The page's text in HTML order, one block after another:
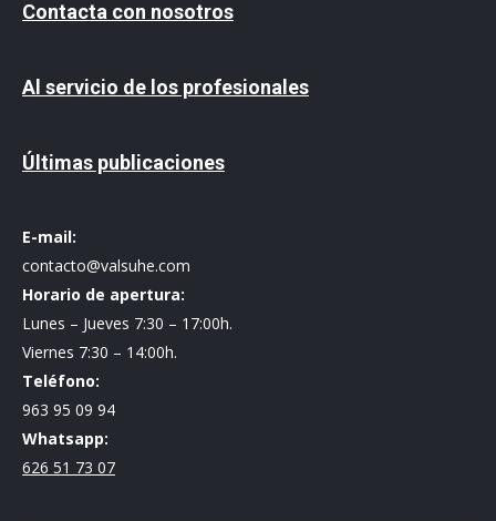
Contacta con nosotros
Al servicio de los profesionales
Últimas publicaciones
E-mail:
contacto@valsuhe.com
Horario de apertura:
Lunes – Jueves 7:30 – 17:00h.
Viernes 7:30 – 14:00h.
Teléfono:
963 95 09 94
Whatsapp:
626 51 73 07